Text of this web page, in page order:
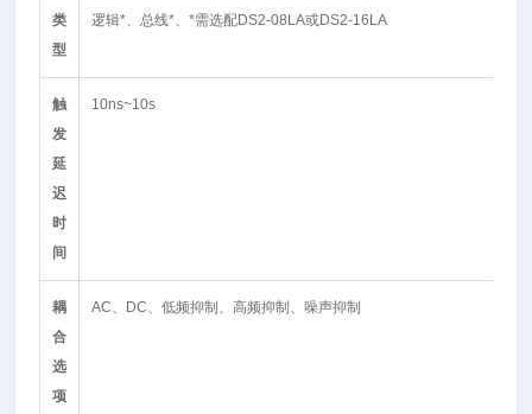
类
型
逻辑*、总线*、*需选配DS2-08LA或DS2-16LA
触
发
延
迟
时
间
10ns~10s
耦
合
选
项
AC、DC、低频抑制、高频抑制、噪声抑制